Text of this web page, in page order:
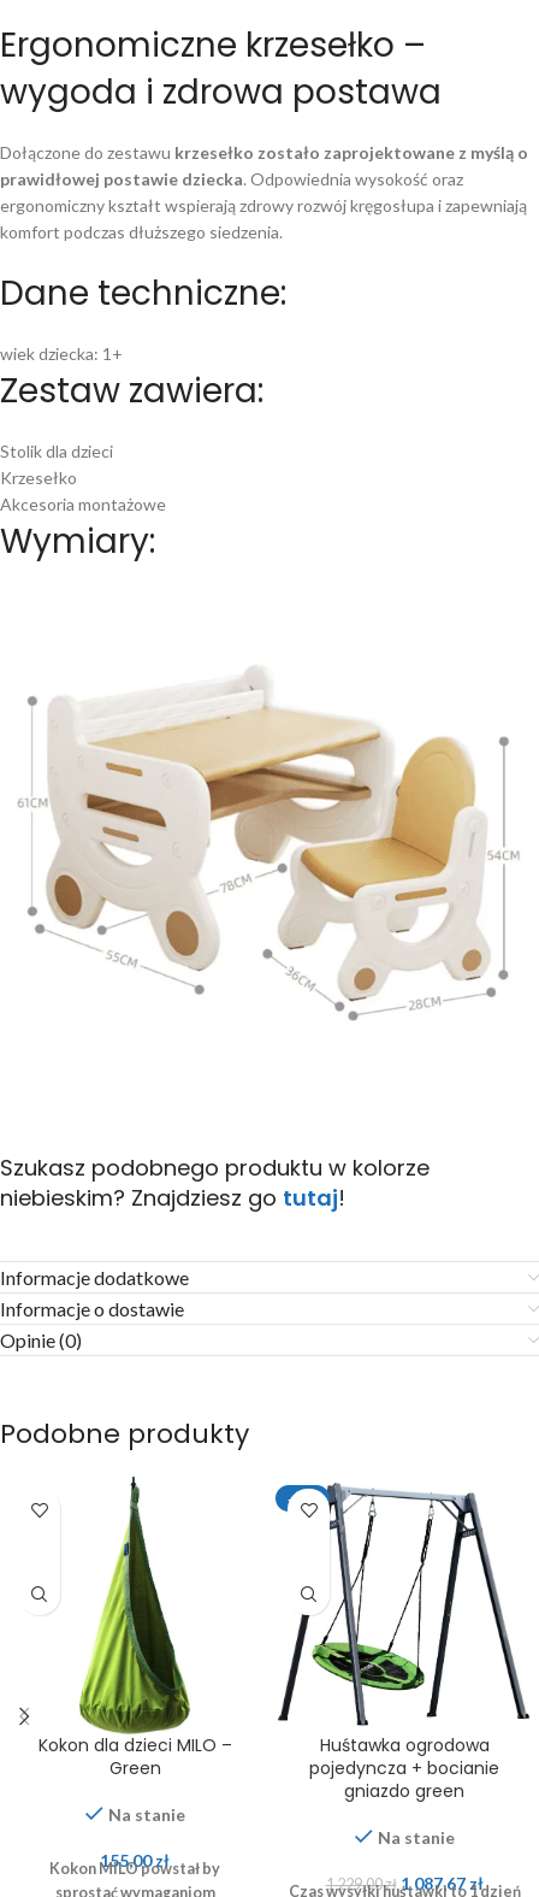
Ergonomiczne krzesełko –
wygoda i zdrowa postawa
Dołączone do zestawu krzesełko zostało zaprojektowane z myślą o
prawidłowej postawie dziecka. Odpowiednia wysokość oraz
ergonomiczny kształt wspierają zdrowy rozwój kręgosłupa i zapewniają
komfort podczas dłuższego siedzenia.
Dane techniczne:
wiek dziecka: 1+
Zestaw zawiera:
Stolik dla dzieci
Krzesełko
Akcesoria montażowe
Wymiary:
Szukasz podobnego produktu w kolorze
niebieskim? Znajdziesz go tutaj!
Informacje dodatkowe
Informacje o dostawie
Opinie (0)
Podobne produkty
Kokon dla dzieci MILO –
Green
Na stanie
155,00zł
Kokon MILO powstał by
sprostać wymaganiom
-11%
Huśtawka ogrodowa
pojedyncza + bocianie
gniazdo green
Na stanie
1 229,00zł 1 087,67zł
Czas wysyłki huśtawki to 1 dzień